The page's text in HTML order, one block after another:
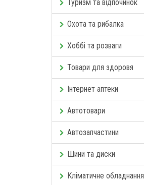
Туризм та відпочинок
Охота та рибалка
Хоббі та розваги
Товари для здоровя
Інтернет аптеки
Автотовари
Автозапчастини
Шини та диски
Кліматичне обладнання